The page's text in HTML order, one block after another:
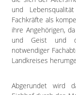
und
Fachkräfte als
ihre Angehörigen,
und Geist und
notwendiger
Landkreises
Abgerundet wird